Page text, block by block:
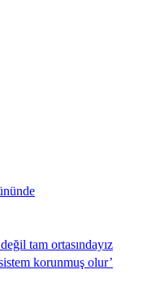
tam ortasındayız
korunmuş olur’